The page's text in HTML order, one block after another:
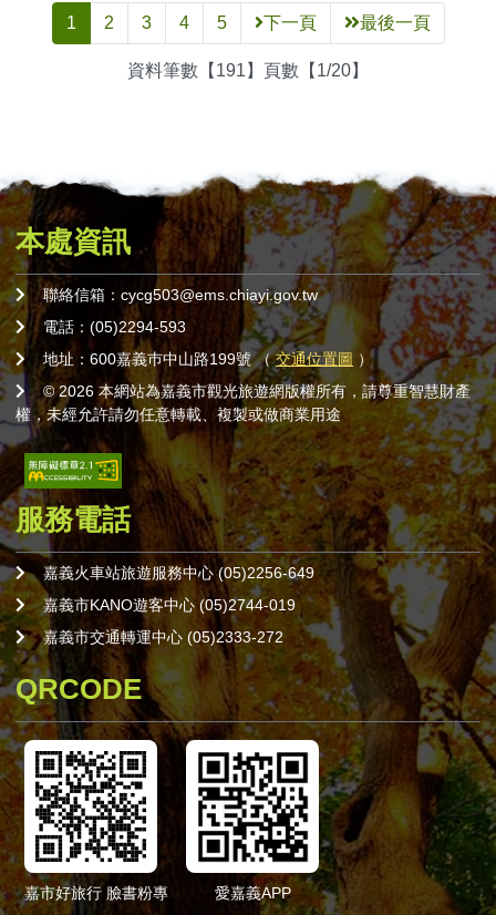
1 2 3 4 5 下一頁 最後一頁
資料筆數【191】頁數【1/20】
本處資訊
聯絡信箱：cycg503@ems.chiayi.gov.tw
電話：(05)2294-593
地址：600嘉義巿中山路199號 （交通位置圖 ）
© 2026 本網站為嘉義市觀光旅遊網版權所有，請尊重智慧財產
權，未經允許請勿任意轉載、複製或做商業用途
服務電話
嘉義火車站旅遊服務中心 (05)2256-649
嘉義市KANO遊客中心 (05)2744-019
嘉義市交通轉運中心 (05)2333-272
QRCODE
嘉市好旅行 臉書粉專 愛嘉義APP